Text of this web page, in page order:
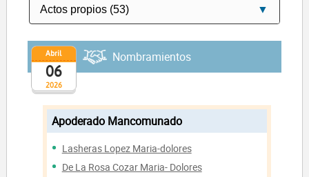
2026
Abril
06
Nombramientos
Apoderado Mancomunado
Lasheras Lopez Maria-dolores
De La Rosa Cozar Maria- Dolores